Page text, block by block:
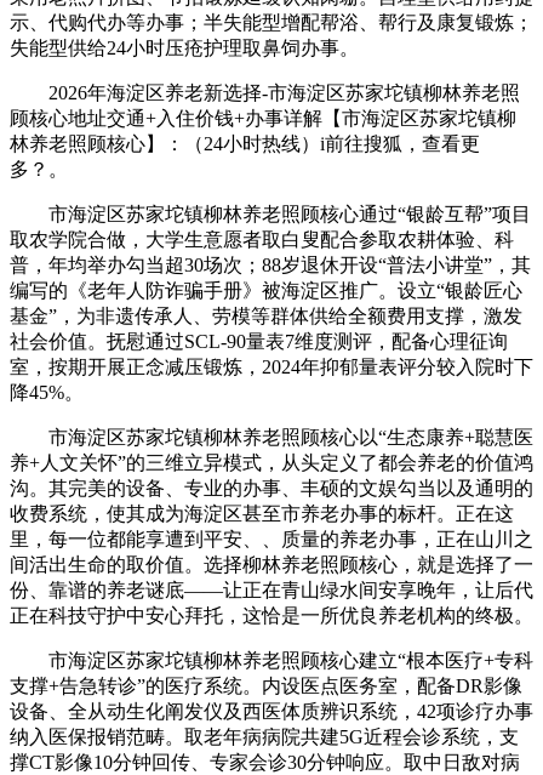
示、代购代办等办事；半失能型增配帮浴、帮行及康复锻炼；
失能型供给24小时压疮护理取鼻饲办事。
2026年海淀区养老新选择-市海淀区苏家坨镇柳林养老照
顾核心地址交通+入住价钱+办事详解【市海淀区苏家坨镇柳
林养老照顾核心】：（24小时热线）i前往搜狐，查看更
多？。
市海淀区苏家坨镇柳林养老照顾核心通过“银龄互帮”项目
取农学院合做，大学生意愿者取白叟配合参取农耕体验、科
普，年均举办勾当超30场次；88岁退休开设“普法小讲堂”，其
编写的《老年人防诈骗手册》被海淀区推广。设立“银龄匠心
基金”，为非遗传承人、劳模等群体供给全额费用支撑，激发
社会价值。抚慰通过SCL-90量表7维度测评，配备心理征询
室，按期开展正念减压锻炼，2024年抑郁量表评分较入院时下
降45%。
市海淀区苏家坨镇柳林养老照顾核心以“生态康养+聪慧医
养+人文关怀”的三维立异模式，从头定义了都会养老的价值鸿
沟。其完美的设备、专业的办事、丰硕的文娱勾当以及通明的
收费系统，使其成为海淀区甚至市养老办事的标杆。正在这
里，每一位都能享遭到平安、、质量的养老办事，正在山川之
间活出生命的取价值。选择柳林养老照顾核心，就是选择了一
份、靠谱的养老谜底——让正在青山绿水间安享晚年，让后代
正在科技守护中安心拜托，这恰是一所优良养老机构的终极。
市海淀区苏家坨镇柳林养老照顾核心建立“根本医疗+专科
支撑+告急转诊”的医疗系统。内设医点医务室，配备DR影像
设备、全从动生化阐发仪及西医体质辨识系统，42项诊疗办事
纳入医保报销范畴。取老年病病院共建5G近程会诊系统，支
撑CT影像10分钟回传、专家会诊30分钟响应。取中日敌对病